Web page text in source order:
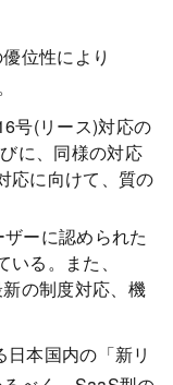
位性により
号(リース)対応の
に、同様の対応
応に向けて、質の
ーに認められた
る。また、
の制度対応、機
本国内の「新リ